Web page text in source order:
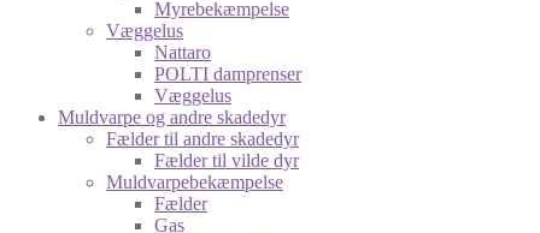
Myrebekæmpelse
Væggelus
Nattaro
POLTI damprenser
Væggelus
Muldvarpe og andre skadedyr
Fælder til andre skadedyr
Fælder til vilde dyr
Muldvarpebekæmpelse
Fælder
Gas